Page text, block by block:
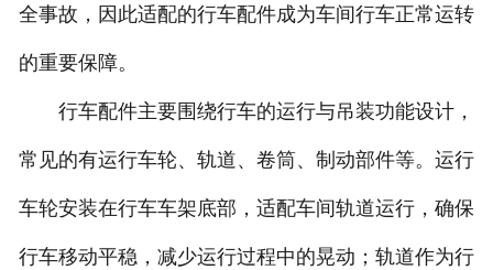
全事故，因此适配的行车配件成为车间行车正常运转
的重要保障。
行车配件主要围绕行车的运行与吊装功能设计，
常见的有运行车轮、轨道、卷筒、制动部件等。运行
车轮安装在行车车架底部，适配车间轨道运行，确保
行车移动平稳，减少运行过程中的晃动；轨道作为行